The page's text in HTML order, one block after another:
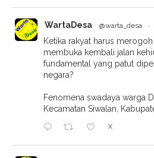
WartaDesa @warta_desa ·
Ketika rakyat harus
membuka kembali jalan
fundamental yang patut
negara?
Fenomena swadaya warga
Kecamatan Siwalan,
X